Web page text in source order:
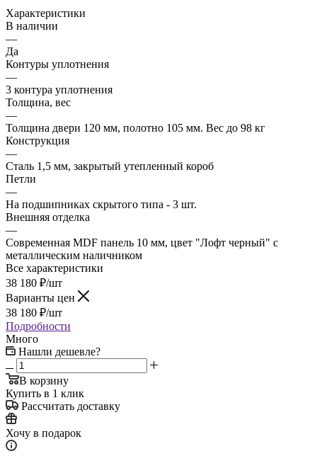
Характеристики
В наличии
—
Да
Контуры уплотнения
—
3 контура уплотнения
Толщина, вес
—
Толщина двери 120 мм, полотно 105 мм. Вес до 98 кг
Конструкция
—
Сталь 1,5 мм, закрытый утепленный короб
Петли
—
На подшипниках скрытого типа - 3 шт.
Внешняя отделка
—
Современная MDF панель 10 мм, цвет "Лофт черный" с
металлическим наличником
Все характеристики
38 180 ₽/шт
Варианты цен
38 180 ₽/шт
Подробности
Много
Нашли дешевле?
В корзину
Купить в 1 клик
Рассчитать доставку
Хочу в подарок